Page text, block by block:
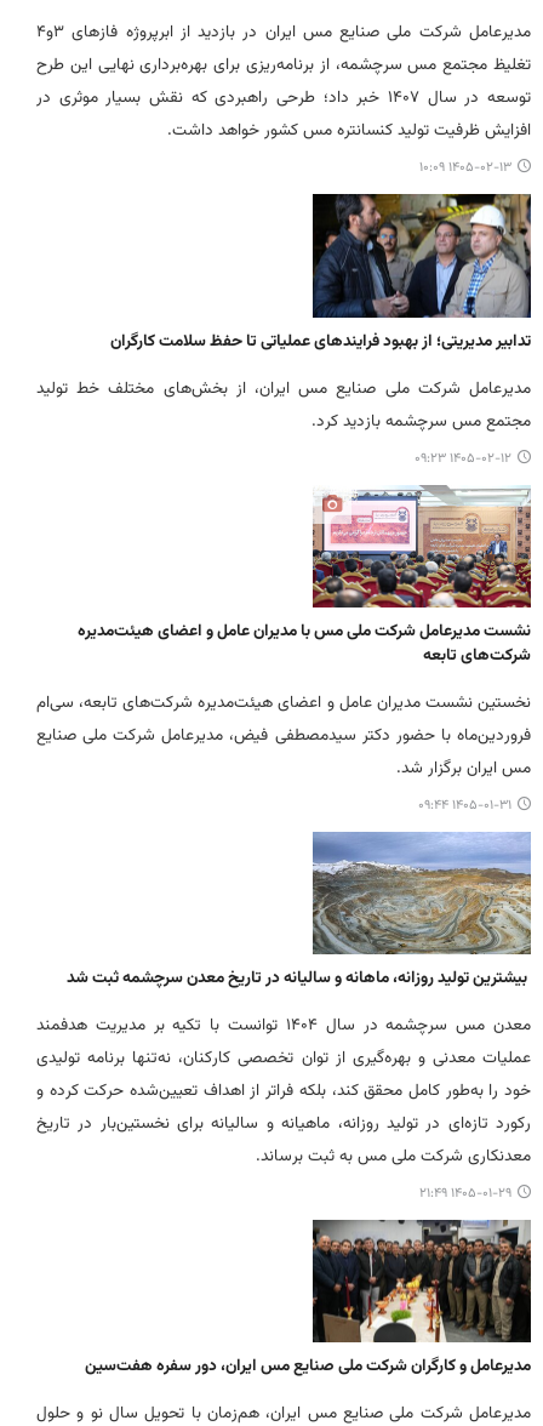
مدیرعامل شرکت ملی صنایع مس ایران در بازدید از ابرپروژه فازهای ۳و۴
تغلیظ مجتمع مس سرچشمه، از برنامه‌ریزی برای بهره‌برداری نهایی این طرح
توسعه در سال ۱۴۰۷ خبر داد؛ طرحی راهبردی که نقش بسیار موثری در
افزایش ظرفیت تولید کنسانتره مس کشور خواهد داشت.
۱۴۰۵-۰۲-۱۳ ۱۰:۰۹
تدابیر مدیریتی؛ از بهبود فرایندهای عملیاتی تا حفظ سلامت کارگران
مدیرعامل شرکت ملی صنایع مس ایران، از بخش‌های مختلف خط تولید
مجتمع مس سرچشمه بازدید کرد.
۱۴۰۵-۰۲-۱۲ ۰۹:۲۳
نشست مدیرعامل شرکت ملی مس با مدیران عامل و اعضای هیئت‌مدیره
شرکت‌های تابعه
نخستین نشست مدیران عامل و اعضای هیئت‌مدیره شرکت‌های تابعه، سی‌ام
فروردین‌ماه با حضور دکتر سیدمصطفی فیض، مدیرعامل شرکت ملی صنایع
مس ایران برگزار شد.
۱۴۰۵-۰۱-۳۱ ۰۹:۴۴
بیشترین تولید روزانه، ماهانه و سالیانه در تاریخ معدن سرچشمه ثبت شد
معدن مس سرچشمه در سال ۱۴۰۴ توانست با تکیه بر مدیریت هدفمند
عملیات معدنی و بهره‌گیری از توان تخصصی کارکنان، نه‌تنها برنامه تولیدی
خود را به‌طور کامل محقق کند، بلکه فراتر از اهداف تعیین‌شده حرکت کرده و
رکورد تازه‌ای در تولید روزانه، ماهیانه و سالیانه برای نخستین‌بار در تاریخ
معدنکاری شرکت ملی مس به ثبت برساند.
۱۴۰۵-۰۱-۲۹ ۲۱:۴۹
مدیرعامل و کارگران شرکت ملی صنایع مس ایران، دور سفره هفت‌سین
مدیرعامل شرکت ملی صنایع مس ایران، هم‌زمان با تحویل سال نو و حلول